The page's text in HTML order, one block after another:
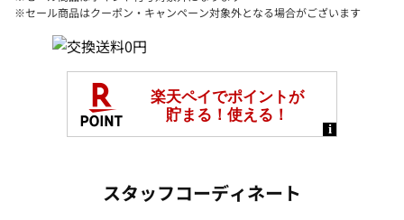
※セール商品はクーポン・キャンペーン対象外となる場合がございます
スタッフコーディネート